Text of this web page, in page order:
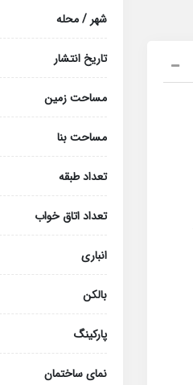
شهر / محله
تاریخ انتشار
مساحت زمین
مساحت بنا
تعداد طبقه
تعداد اتاق خواب
انباری
بالکن
پارکینگ
نمای ساختمان